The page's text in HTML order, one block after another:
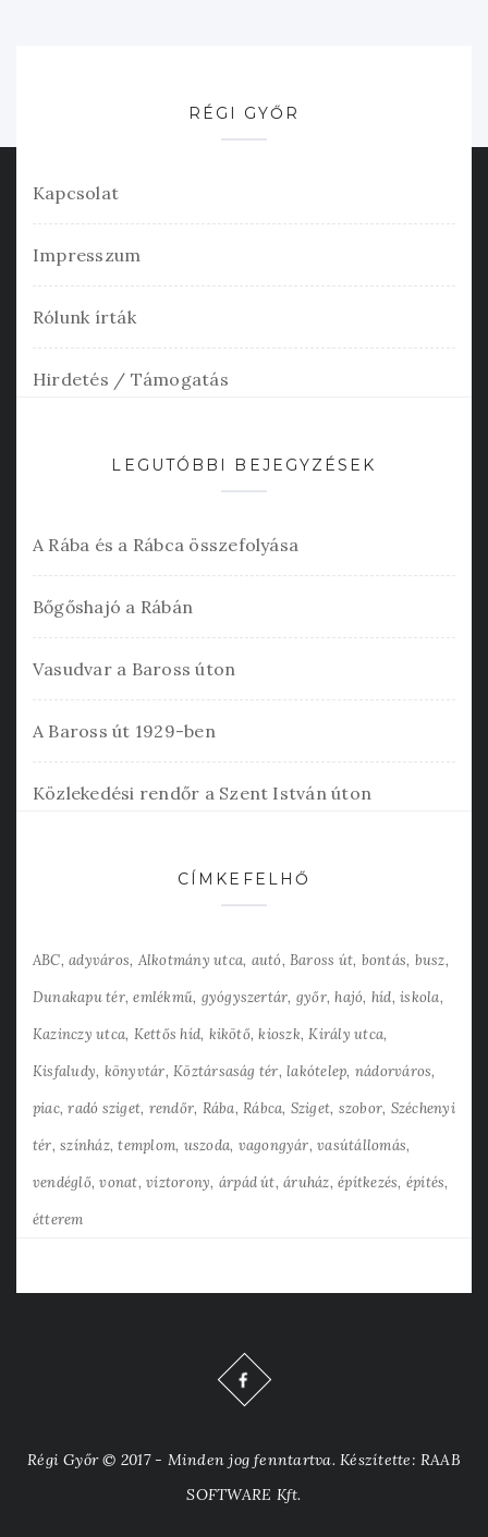
RÉGI GYŐR
Kapcsolat
Impresszum
Rólunk írták
Hirdetés / Támogatás
LEGUTÓBBI BEJEGYZÉSEK
A Rába és a Rábca összefolyása
Bőgőshajó a Rábán
Vasudvar a Baross úton
A Baross út 1929-ben
Közlekedési rendőr a Szent István úton
CÍMKEFELHŐ
ABC adyváros Alkotmány utca autó Baross út bontás busz
Dunakapu tér emlékmű gyógyszertár győr hajó híd iskola
Kazinczy utca Kettős híd kikötő kioszk Király utca
Kisfaludy könyvtár Köztársaság tér lakótelep nádorváros
piac radó sziget rendőr Rába Rábca Sziget szobor Széchenyi
tér színház templom uszoda vagongyár vasútállomás
vendéglő vonat víztorony árpád út áruház építkezés építés
étterem
Régi Győr © 2017 - Minden jog fenntartva. Készítette: RAAB
SOFTWARE Kft.